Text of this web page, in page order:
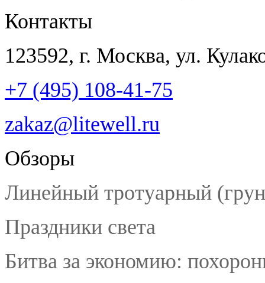
Контакты
123592, г. Москва, ул.
+7 (495) 108-41-75
zakaz@litewell.ru
Обзоры
Линейный тротуарный
Праздники света
Битва за экономию: